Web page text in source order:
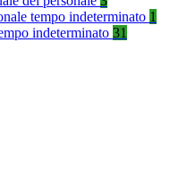
tempo indeterminato 1
indeterminato 31